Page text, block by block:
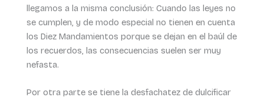
llegamos a la misma conclusión: Cuando las leyes no
se cumplen, y de modo especial no tienen en cuenta
los Diez Mandamientos porque se dejan en el baúl de
los recuerdos, las consecuencias suelen ser muy
nefasta.
Por otra parte se tiene la desfachatez de dulcificar